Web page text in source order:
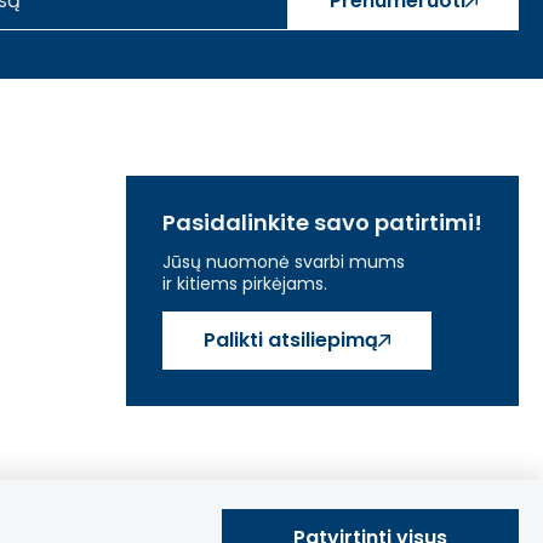
Pasidalinkite savo patirtimi!
Jūsų nuomonė svarbi mums
ir kitiems pirkėjams.
Palikti atsiliepimą